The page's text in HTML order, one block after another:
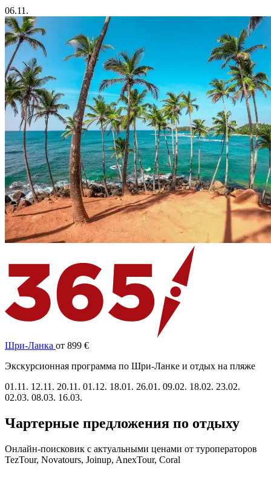
06.11.
Шри-Ланка от 899 €
Экскурсионная программа по Шри-Ланке и отдых на пляже
01.11. 12.11. 20.11. 01.12. 18.01. 26.01. 09.02. 18.02. 23.02.
02.03. 08.03. 16.03.
Чартерные предложения по отдыху
Онлайн-поисковик с актуальными ценами от туроператоров
TezTour, Novatours, Joinup, AnexTour, Coral